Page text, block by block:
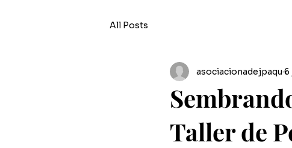
All Posts
Taller de
asociacionadejpaqu 6